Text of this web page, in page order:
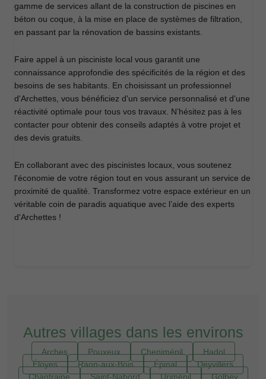
gamme de services allant de la construction de piscines en
béton ou coque, à la mise en place de systèmes de filtration,
en passant par la rénovation de bassins existants.
Faire appel à un pisciniste local vous garantit une
connaissance approfondie des spécificités de la région et des
besoins de ses habitants. En choisissant un professionnel
d'Archettes, vous bénéficiez d'un service personnalisé et d'une
réactivité optimale pour tous vos travaux. N’hésitez pas à les
contacter pour obtenir des conseils adaptés à votre projet et
des devis gratuits.
En collaborant avec des piscinistes locaux, vous soutenez
l'économie de votre région tout en vous assurant un service de
proximité de qualité. Transformez votre espace extérieur en un
véritable coin de paradis aquatique avec l’aide des experts
d'Archettes !
Autres villages dans les environs
Arches Pouxeux Cheniménil
Hadol
Éloyes
Raon-aux-Bois Épinal
Deyvillers
Chantraine
Saint-Nabord Uriménil Golbey